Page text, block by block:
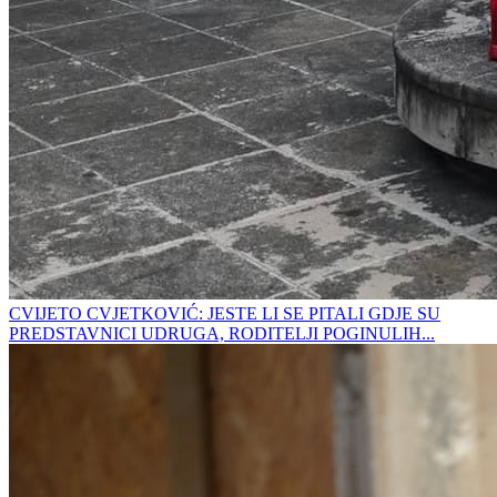
CVIJETO CVJETKOVIĆ: JESTE LI SE PITALI GDJE SU
PREDSTAVNICI UDRUGA, RODITELJI POGINULIH...